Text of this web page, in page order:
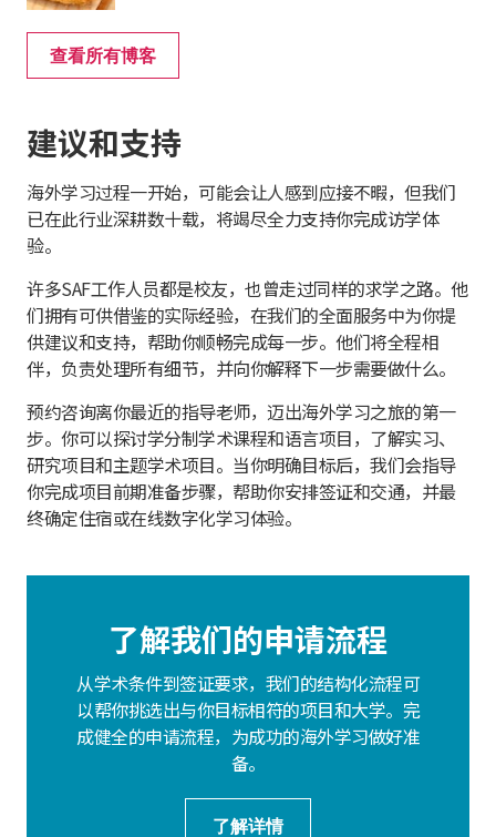
查看所有博客
建议和支持
海外学习过程一开始，可能会让人感到应接不暇，但我们
已在此行业深耕数十载，将竭尽全力支持你完成访学体
验。
许多SAF工作人员都是校友，也曾走过同样的求学之路。他
们拥有可供借鉴的实际经验，在我们的全面服务中为你提
供建议和支持，帮助你顺畅完成每一步。他们将全程相
伴，负责处理所有细节，并向你解释下一步需要做什么。
预约咨询离你最近的指导老师，迈出海外学习之旅的第一
步。你可以探讨学分制学术课程和语言项目，了解实习、
研究项目和主题学术项目。当你明确目标后，我们会指导
你完成项目前期准备步骤，帮助你安排签证和交通，并最
终确定住宿或在线数字化学习体验。
了解我们的申请流程
从学术条件到签证要求，我们的结构化流程可
以帮你挑选出与你目标相符的项目和大学。完
成健全的申请流程，为成功的海外学习做好准
备。
了解详情